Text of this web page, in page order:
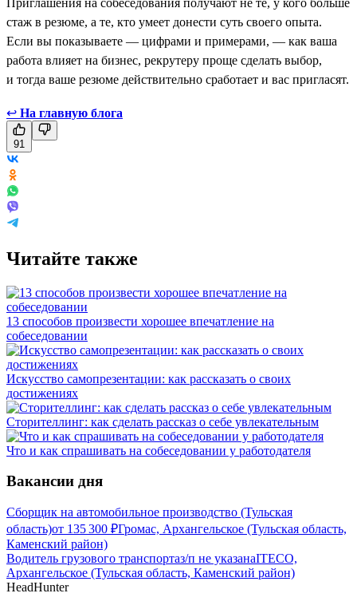
стаж в резюме, а те, кто умеет донести суть своего опыта.
Если вы показываете — цифрами и примерами, — как ваша
работа влияет на бизнес, рекрутеру проще сделать выбор,
и тогда ваше резюме действительно сработает и вас пригласят.
↩ На главную блога
91
Читайте также
13 способов произвести хорошее впечатление на
собеседовании
Искусство самопрезентации: как рассказать о своих
достижениях
Сторителлинг: как сделать рассказ о себе увлекательным
Что и как спрашивать на собеседовании у работодателя
Вакансии дня
Сборщик на автомобильное производство (Тульская
область)от 135 300 ₽Громас, Архангельское (Тульская область,
Каменский район)
Водитель грузового транспортаз/п не указанаITECO,
Архангельское (Тульская область, Каменский район)
HeadHunter